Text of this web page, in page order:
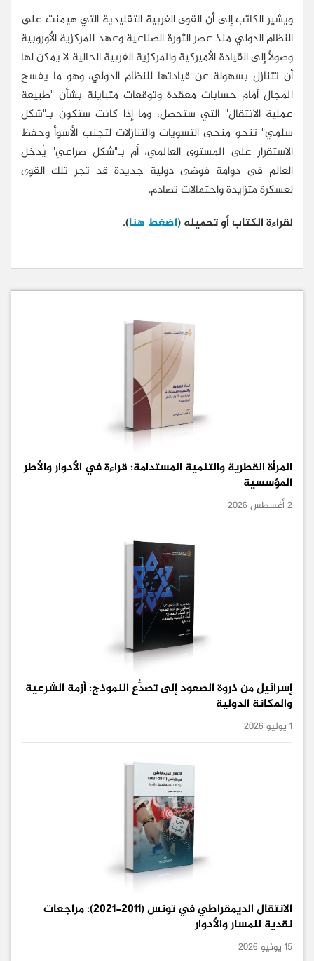
ويشير الكاتب إلى أن القوى الغربية التقليدية التي هيمنت على
النظام الدولي منذ عصر الثورة الصناعية وعهد المركزية الأوروبية
وصولًا إلى القيادة الأميركية والمركزية الغربية الحالية لا يمكن لها
أن تتنازل بسهولة عن قيادتها للنظام الدولي، وهو ما يفسح
المجال أمام حسابات معقدة وتوقعات متباينة بشأن "طبيعة
عملية الانتقال" التي ستحصل، وما إذا كانت ستكون بـ"شكل
سلمي" تنحو منحى التسويات والتنازلات لتجنب الأسوأ وحفظ
الاستقرار على المستوى العالمي، أم بـ"شكل صراعي" يُدخل
العالم في دوامة فوضى دولية جديدة قد تجر تلك القوى
لعسكرة متزايدة واحتمالات تصادم.
لقراءة الكتاب أو تحميله (اضغط هنا).
المرأة القطرية والتنمية المستدامة: قراءة في الأدوار والأطر
المؤسسية
2 أغسطس 2026
إسرائيل من ذروة الصعود إلى تصدُّع النموذج: أزمة الشرعية
والمكانة الدولية
1 يوليو 2026
الانتقال الديمقراطي في تونس (2011-2021): مراجعات
نقدية للمسار والأدوار
15 يونيو 2026